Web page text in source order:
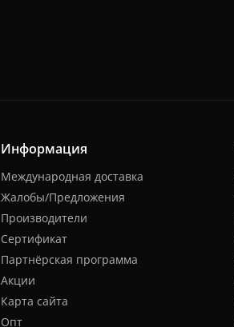
Информация
Международная доставка
Жалобы/Предложения
Производители
Сертификат
Партнёрская программа
Акции
Карта сайта
Опт